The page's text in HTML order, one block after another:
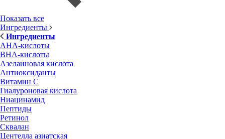
Показать все
Ингредиенты
Ингредиенты
AHA-кислоты
BHA-кислоты
Азелаиновая кислота
Антиоксиданты
Витамин С
Гиалуроновая кислота
Ниацинамид
Пептиды
Ретинол
Сквалан
Центелла азиатская